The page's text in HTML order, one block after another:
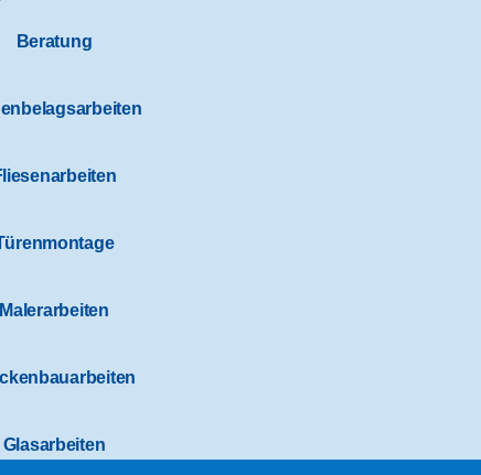
Beratung
Malerarbeiten
Glasarbeiten